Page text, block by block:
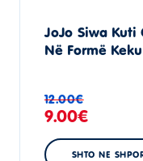
JoJo Siwa Kuti
Në Formë Keku
12.00€
9.00€
SHTO NE